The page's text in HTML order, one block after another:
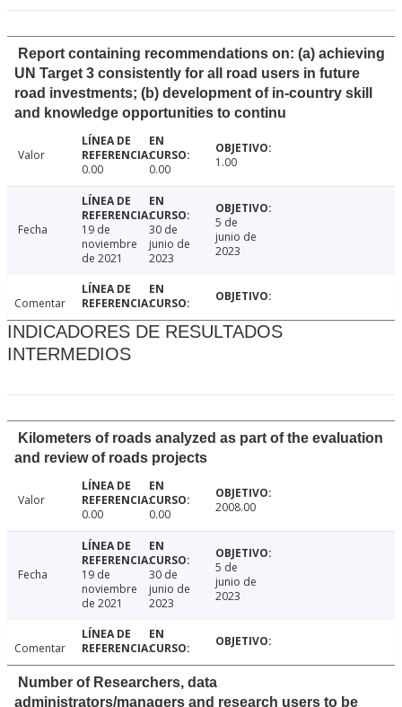
Report containing recommendations on: (a) achieving
UN Target 3 consistently for all road users in future
road investments; (b) development of in-country skill
and knowledge opportunities to continu
Valor
0.00
0.00 1.00
Fecha
19 de
noviembre
de 2021
30 de
junio de
2023
5 de
junio de
2023
Comentar
INDICADORES DE RESULTADOS
INTERMEDIOS
Kilometers of roads analyzed as part of the evaluation
and review of roads projects
Valor
0.00
0.00 2008.00
Fecha
19 de
noviembre
de 2021
30 de
junio de
2023
5 de
junio de
2023
Comentar
Number of Researchers, data
administrators/managers and research users to be